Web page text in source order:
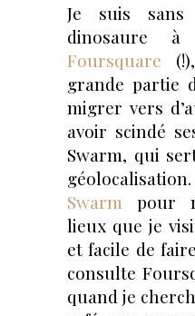
Je suis
dinosaure
Foursquare
grande partie
migrer vers
avoir scindé
Swarm, qui
Swarm pour
lieux que je
et facile de
consulte
quand je